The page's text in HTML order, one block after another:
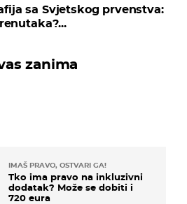
sa Svjetskog prvenstva:
zanima
IMAŠ PRAVO, OSTVARI GA!
Tko ima pravo na inkluzivni
dodatak? Može se dobiti i
720 eura